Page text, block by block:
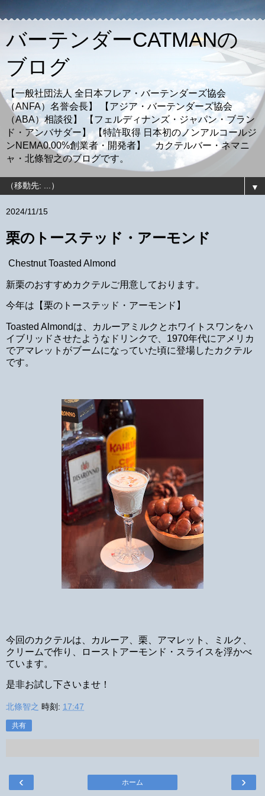
バーテンダーCATMANの
ブログ
【一般社団法人 全日本フレア・バーテンダーズ協会
（ANFA）名誉会長】 【アジア・バーテンダーズ協会
（ABA）相談役】 【フェルディナンズ・ジャパン・ブラン
ド・アンバサダー】 【特許取得 日本初のノンアルコールジ
ンNEMA0.00%創業者・開発者】 カクテルバー・ネマニ
ャ・北條智之のブログです。
▼
2024/11/15
栗のトーステッド・アーモンド
Chestnut Toasted Almond
新栗のおすすめカクテルご用意しております。
今年は【栗のトーステッド・アーモンド】
Toasted Almondは、カルーアミルクとホワイトスワンをハ
イブリッドさせたようなドリンクで、1970年代にアメリカ
でアマレットがブームになっていた頃に登場したカクテル
です。
今回のカクテルは、カルーア、栗、アマレット、ミルク、
クリームで作り、ローストアーモンド・スライスを浮かべ
ています。
是非お試し下さいませ！
北條智之 時刻: 17:47
共有
‹ ›
ホーム